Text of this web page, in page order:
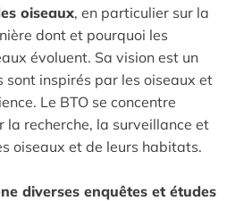
oiseaux, en particulier sur la
dont et pourquoi les
évoluent. Sa vision est un
sont inspirés par les oiseaux et
Le BTO se concentre
la recherche, la surveillance et
oiseaux et de leurs habitats.
diverses enquêtes et études